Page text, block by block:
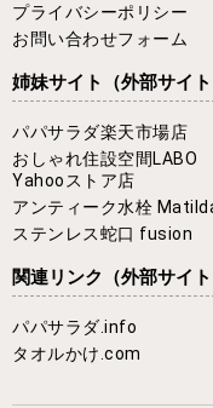
プライバシーポリシー
お問い合わせフォーム
姉妹サイト （外部サイト
パパサラダ楽天市場店
おしゃれ住設空間LABO
Yahooストア店
アンティーク水栓
ステンレス蛇口 fusion
関連リンク （外部サイト
パパサラダ.info
タオルかけ.com